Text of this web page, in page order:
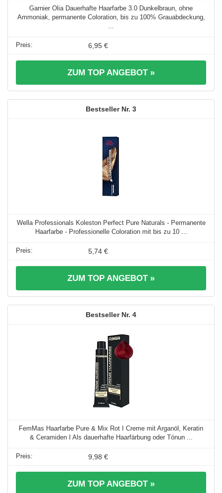
Garnier Olia Dauerhafte Haarfarbe 3.0 Dunkelbraun, ohne
Ammoniak, permanente Coloration, bis zu 100% Grauabdeckung,
6,95 €
ZUM TOP ANGEBOT »
3
Wella Professionals Koleston Perfect Pure Naturals - Permanente
Haarfarbe - Professionelle Coloration mit bis zu 10 ...
5,74 €
ZUM TOP ANGEBOT »
4
FemMas Haarfarbe Pure & Mix Rot I Creme mit Arganöl, Keratin
& Ceramiden I Als dauerhafte Haarfärbung oder Tönun ...
9,98 €
ZUM TOP ANGEBOT »